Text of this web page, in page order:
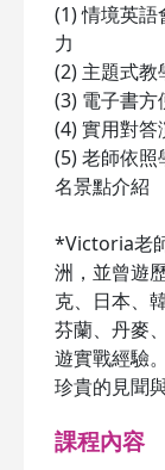
(1) 情境英
力
(2) 主題式教
(3) 電子書
(4) 實用對答
(5) 老師依
名景點介紹
*Victoria老
洲，並曾遊
克、日本、
芬蘭、丹麥
遊實戰經驗
珍貴的見聞
課程內容